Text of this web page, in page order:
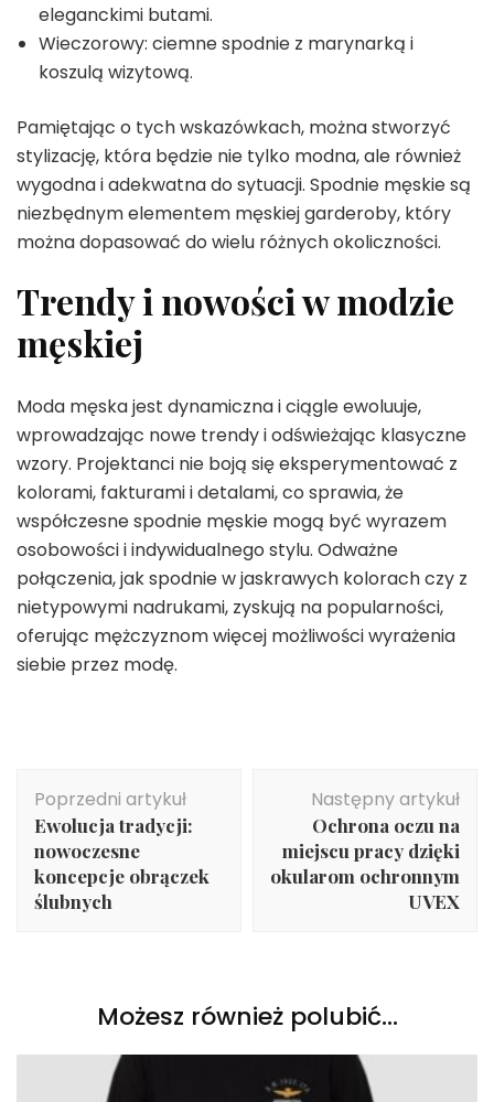
eleganckimi butami.
Wieczorowy: ciemne spodnie z marynarką i
koszulą wizytową.
Pamiętając o tych wskazówkach, można stworzyć
stylizację, która będzie nie tylko modna, ale również
wygodna i adekwatna do sytuacji. Spodnie męskie są
niezbędnym elementem męskiej garderoby, który
można dopasować do wielu różnych okoliczności.
Trendy i nowości w modzie
męskiej
Moda męska jest dynamiczna i ciągle ewoluuje,
wprowadzając nowe trendy i odświeżając klasyczne
wzory. Projektanci nie boją się eksperymentować z
kolorami, fakturami i detalami, co sprawia, że
współczesne spodnie męskie mogą być wyrazem
osobowości i indywidualnego stylu. Odważne
połączenia, jak spodnie w jaskrawych kolorach czy z
nietypowymi nadrukami, zyskują na popularności,
oferując mężczyznom więcej możliwości wyrażenia
siebie przez modę.
wpisu
Poprzedni artykuł
Ewolucja tradycji:
nowoczesne
koncepcje obrączek
ślubnych
Następny artykuł
Ochrona oczu na
miejscu pracy dzięki
okularom ochronnym
UVEX
Możesz również polubić…